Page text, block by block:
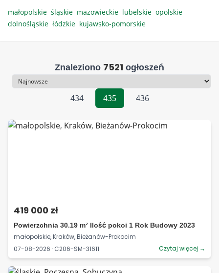
małopolskie śląskie mazowieckie lubelskie opolskie
dolnośląskie łódzkie kujawsko-pomorskie
Znaleziono 7521 ogłoszeń
Sortowanie
434
435 436
419 000 zł
Powierzchnia 30.19 m² Ilość pokoi 1 Rok Budowy 2023
małopolskie, Kraków, Bieżanów-Prokocim
07-08-2026 · C206-SM-31611
Czytaj więcej →